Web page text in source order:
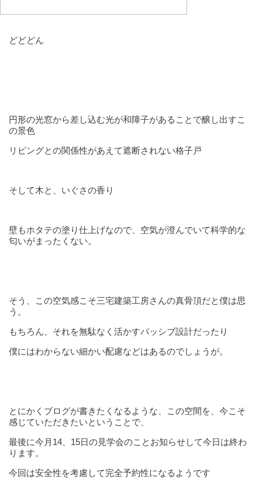
どどどん
円形の光窓から差し込む光が和障子があることで醸し出すこ
の景色
リビングとの関係性があえて遮断されない格子戸
そして木と、いぐさの香り
壁もホタテの塗り仕上げなので、空気が澄んでいて科学的な
匂いがまったくない。
そう、この空気感こそ三宅建築工房さんの真骨頂だと僕は思
う。
もちろん、それを無駄なく活かすパッシブ設計だったり
僕にはわからない細かい配慮などはあるのでしょうが。
とにかくブログが書きたくなるような、この空間を、今こそ
感じていただきたいということで、
最後に今月14、15日の見学会のことお知らせして今日は終わ
ります。
今回は安全性を考慮して完全予約性になるようです